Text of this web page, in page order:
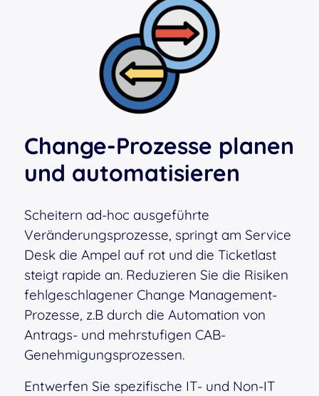
Change-Prozesse planen
und automatisieren
Scheitern ad-hoc ausgeführte
Veränderungsprozesse, springt am Service
Desk die Ampel auf rot und die Ticketlast
steigt rapide an. Reduzieren Sie die Risiken
fehlgeschlagener Change Management-
Prozesse, z.B durch die Automation von
Antrags- und mehrstufigen CAB-
Genehmigungsprozessen.
Entwerfen Sie spezifische IT- und Non-IT